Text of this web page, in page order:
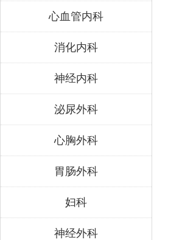
心血管内科
消化内科
神经内科
泌尿外科
心胸外科
胃肠外科
妇科
神经外科